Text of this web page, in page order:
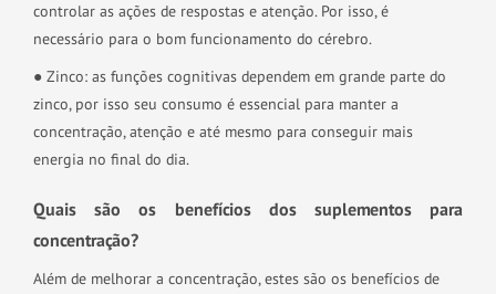
controlar as ações de respostas e atenção. Por isso, é
necessário para o bom funcionamento do cérebro.
● Zinco: as funções cognitivas dependem em grande parte do
zinco, por isso seu consumo é essencial para manter a
concentração, atenção e até mesmo para conseguir mais
energia no final do dia.
Quais são os benefícios dos suplementos para
concentração?
Além de melhorar a concentração, estes são os benefícios de